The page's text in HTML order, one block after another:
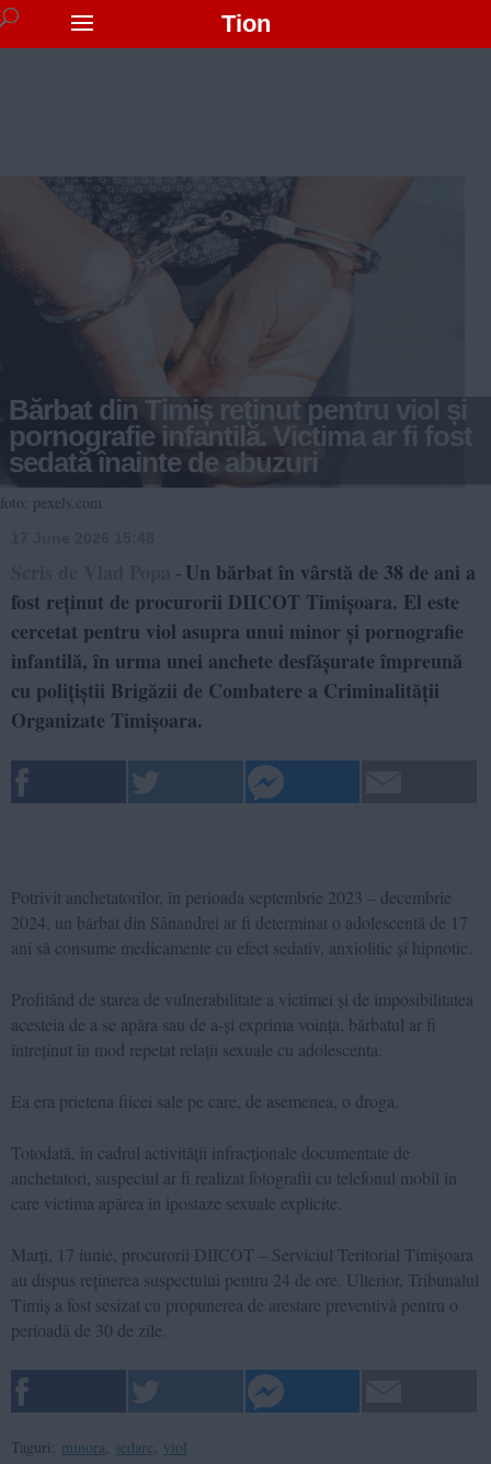
Tion
Bărbat din Timiș reținut pentru viol și
pornografie infantilă. Victima ar fi fost
sedată înainte de abuzuri
foto: pexels.com
- Un bărbat în vârstă de 38 de ani a
fost reținut de procurorii DIICOT Timișoara. El este
cercetat pentru viol asupra unui minor și pornografie
infantilă, în urma unei anchete desfășurate împreună
cu polițiștii Brigăzii de Combatere a Criminalității
Organizate Timișoara.
Potrivit anchetatorilor, în perioada septembrie 2023 – decembrie
2024, un bărbat din Sânandrei ar fi determinat o adolescentă de 17
ani să consume medicamente cu efect sedativ, anxiolitic și hipnotic.
Profitând de starea de vulnerabilitate a victimei și de imposibilitatea
acesteia de a se apăra sau de a-și exprima voința, bărbatul ar fi
întreținut în mod repetat relații sexuale cu adolescenta.
Ea era prietena fiicei sale pe care, de asemenea, o droga.
Totodată, în cadrul activității infracționale documentate de
anchetatori, suspectul ar fi realizat fotografii cu telefonul mobil în
care victima apărea în ipostaze sexuale explicite.
Marți, 17 iunie, procurorii DIICOT – Serviciul Teritorial Timișoara
au dispus reținerea suspectului pentru 24 de ore. Ulterior, Tribunalul
Timiș a fost sesizat cu propunerea de arestare preventivă pentru o
perioadă de 30 de zile.
Taguri: minora sedare viol